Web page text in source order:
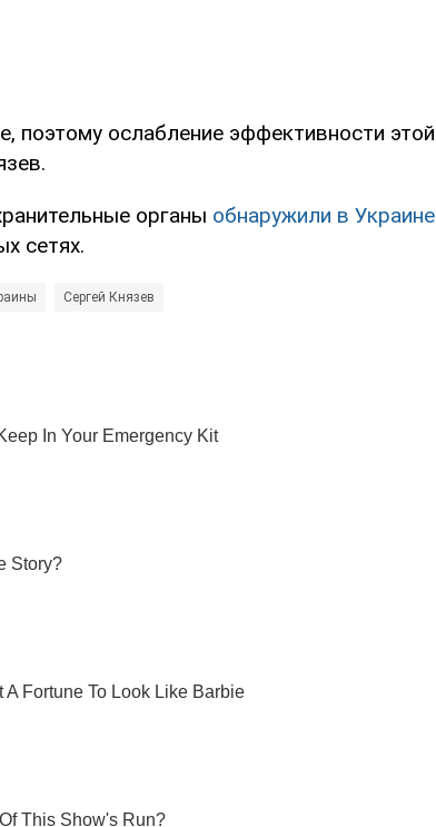
поэтому ослабление эффективности этой
органы обнаружили в Украине
сетях.
Сергей Князев